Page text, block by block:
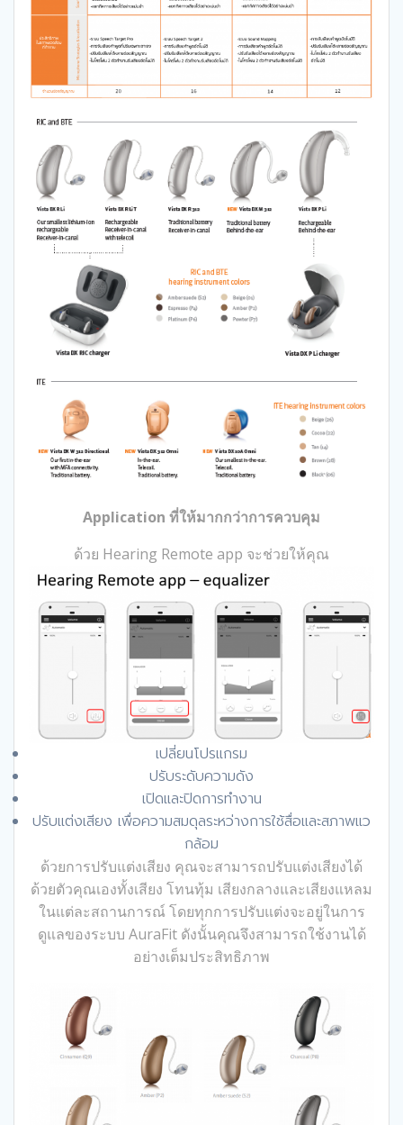
Application ที่ให้มากกว่าการควบคุม
ด้วย Hearing Remote app จะช่วยให้คุณ
เปลี่ยนโปรแกรม
ปรับระดับความดัง
เปิดและปิดการทำงาน
ปรับแต่งเสียง เพื่อความสมดุลระหว่างการใช้สื่อและสภาพแว
กล้อม
ด้วยการปรับแต่งเสียง คุณจะสามารถปรับแต่งเสียงได้
ด้วยตัวคุณเองทั้งเสียง โทนทุ้ม เสียงกลางและเสียงแหลม
ในแต่ละสถานการณ์ โดยทุกการปรับแต่งจะอยู่ในการ
ดูแลของระบบ AuraFit ดังนั้นคุณจึงสามารถใช้งานได้
อย่างเต็มประสิทธิภาพ